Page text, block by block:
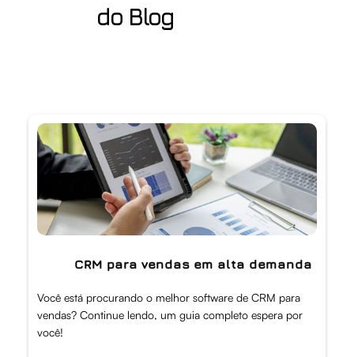
do Blog
CRM para vendas em alta demanda
Você está procurando o melhor software de CRM para
vendas? Continue lendo, um guia completo espera por
você!